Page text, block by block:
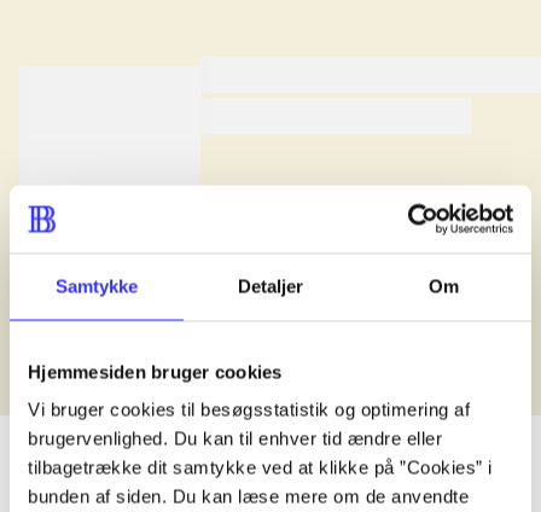
Samtykke Detaljer Om
Hjemmesiden bruger cookies
Vi bruger cookies til besøgsstatistik og optimering af
brugervenlighed. Du kan til enhver tid ændre eller
tilbagetrække dit samtykke ved at klikke på ”Cookies” i
bunden af siden. Du kan læse mere om de anvendte
d. 1. januar 2024